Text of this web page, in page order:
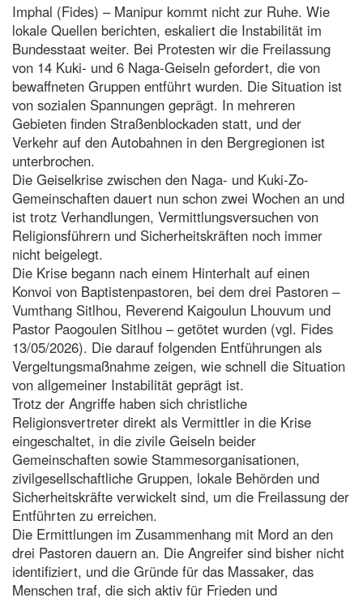
Imphal (Fides) – Manipur kommt nicht zur Ruhe. Wie
lokale Quellen berichten, eskaliert die Instabilität im
Bundesstaat weiter. Bei Protesten wir die Freilassung
von 14 Kuki- und 6 Naga-Geiseln gefordert, die von
bewaffneten Gruppen entführt wurden. Die Situation ist
von sozialen Spannungen geprägt. In mehreren
Gebieten finden Straßenblockaden statt, und der
Verkehr auf den Autobahnen in den Bergregionen ist
unterbrochen.
Die Geiselkrise zwischen den Naga- und Kuki-Zo-
Gemeinschaften dauert nun schon zwei Wochen an und
ist trotz Verhandlungen, Vermittlungsversuchen von
Religionsführern und Sicherheitskräften noch immer
nicht beigelegt.
Die Krise begann nach einem Hinterhalt auf einen
Konvoi von Baptistenpastoren, bei dem drei Pastoren –
Vumthang Sitlhou, Reverend Kaigoulun Lhouvum und
Pastor Paogoulen Sitlhou – getötet wurden (vgl. Fides
13/05/2026). Die darauf folgenden Entführungen als
Vergeltungsmaßnahme zeigen, wie schnell die Situation
von allgemeiner Instabilität geprägt ist.
Trotz der Angriffe haben sich christliche
Religionsvertreter direkt als Vermittler in die Krise
eingeschaltet, in die zivile Geiseln beider
Gemeinschaften sowie Stammesorganisationen,
zivilgesellschaftliche Gruppen, lokale Behörden und
Sicherheitskräfte verwickelt sind, um die Freilassung der
Entführten zu erreichen.
Die Ermittlungen im Zusammenhang mit Mord an den
drei Pastoren dauern an. Die Angreifer sind bisher nicht
identifiziert, und die Gründe für das Massaker, das
Menschen traf, die sich aktiv für Frieden und